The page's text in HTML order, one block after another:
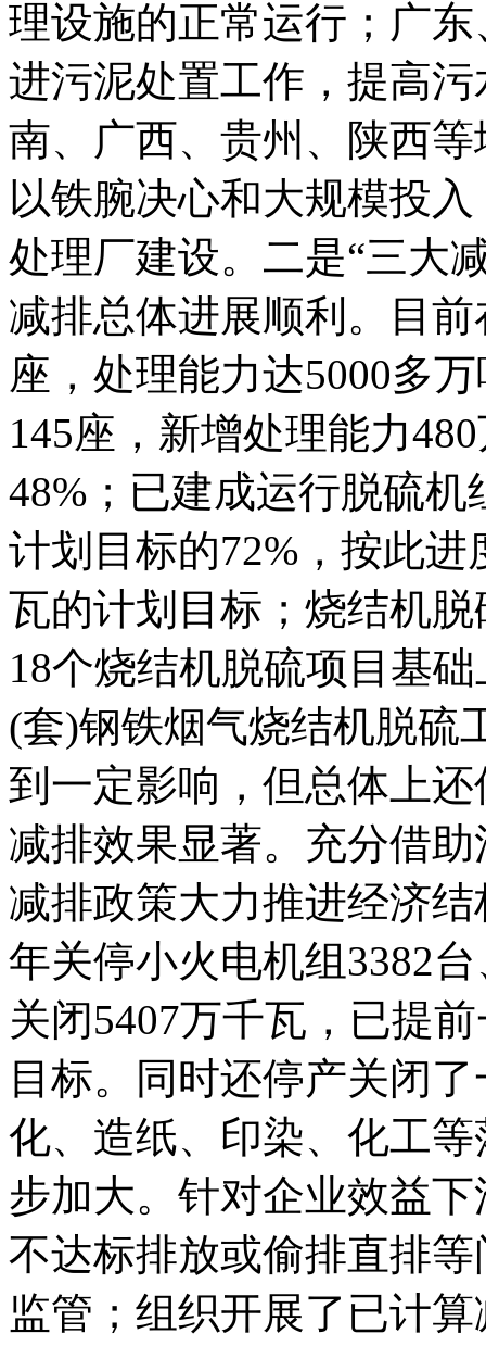
理设施的正常运行；广
进污泥处置工作，提高
南、广西、贵州、陕西
以铁腕决心和大规模投
处理厂建设。二是“三大
减排总体进展顺利。目
座，处理能力达5000多
145座，新增处理能力
48%；已建成运行脱硫机
计划目标的72%，按此
瓦的计划目标；烧结机
18个烧结机脱硫项目基
(套)钢铁烟气烧结机脱硫
到一定影响，但总体上
减排效果显著。充分借
减排政策大力推进经济
年关停小火电机组3382
关闭5407万千瓦，已提
目标。同时还停产关闭
化、造纸、印染、化工
步加大。针对企业效益
不达标排放或偷排直排
监管；组织开展了已计